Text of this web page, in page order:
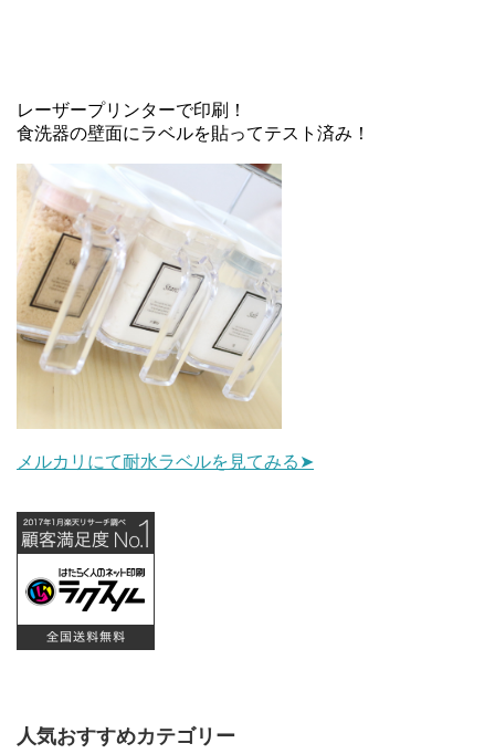
レーザープリンターで印刷！
食洗器の壁面にラベルを貼ってテスト済み！
メルカリにて耐水ラベルを見てみる➤
人気おすすめカテゴリー